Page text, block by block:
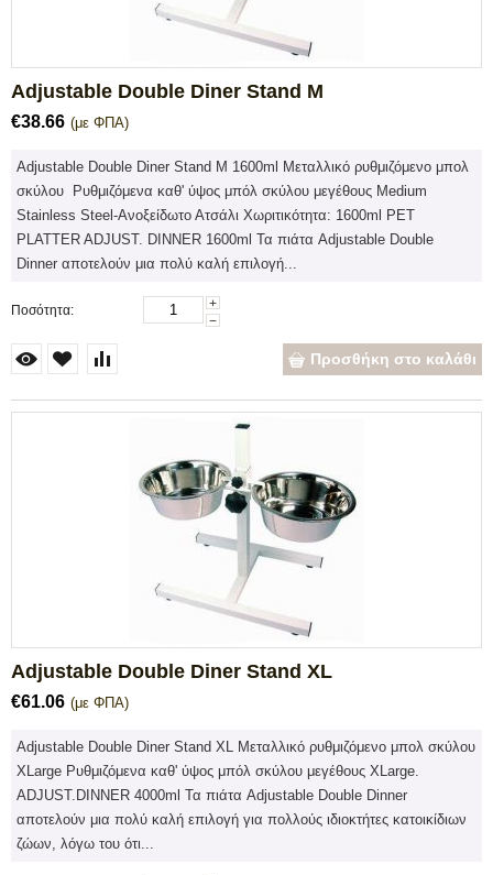
Adjustable Double Diner Stand M
€38.66 (με ΦΠΑ)
Adjustable Double Diner Stand M 1600ml Μεταλλικό ρυθμιζόμενο μπολ
σκύλου Ρυθμιζόμενα καθ' ύψος μπόλ σκύλου μεγέθους Medium
Stainless Steel-Ανοξείδωτο Ατσάλι Χωριτικότητα: 1600ml PET
PLATTER ADJUST. DINNER 1600ml Τα πιάτα Adjustable Double
Dinner αποτελούν μια πολύ καλή επιλογή...
Ποσότητα:
+
−
Προσθήκη στο καλάθι
Adjustable Double Diner Stand XL
€61.06 (με ΦΠΑ)
Adjustable Double Diner Stand XL Μεταλλικό ρυθμιζόμενο μπολ σκύλου
XLarge Ρυθμιζόμενα καθ' ύψος μπόλ σκύλου μεγέθους XLarge.
ADJUST.DINNER 4000ml Τα πιάτα Adjustable Double Dinner
αποτελούν μια πολύ καλή επιλογή για πολλούς ιδιοκτήτες κατοικίδιων
ζώων, λόγω του ότι...